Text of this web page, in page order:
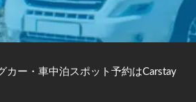
カー・車中泊スポット予約はCarstay